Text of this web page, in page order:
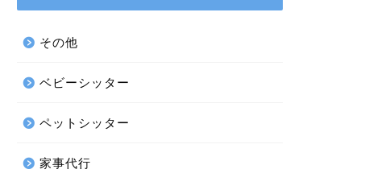
その他
ベビーシッター
ペットシッター
家事代行